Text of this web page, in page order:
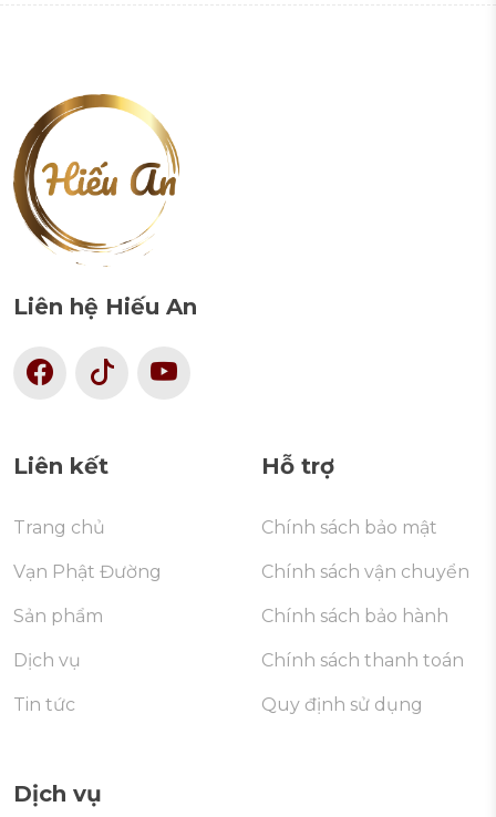
Liên hệ Hiếu An
Liên kết
Trang chủ
Vạn Phật Đường
Sản phẩm
Dịch vụ
Tin tức
Hỗ trợ
Chính sách bảo mật
Chính sách vận chuyển
Chính sách bảo hành
Chính sách thanh toán
Quy định sử dụng
Dịch vụ